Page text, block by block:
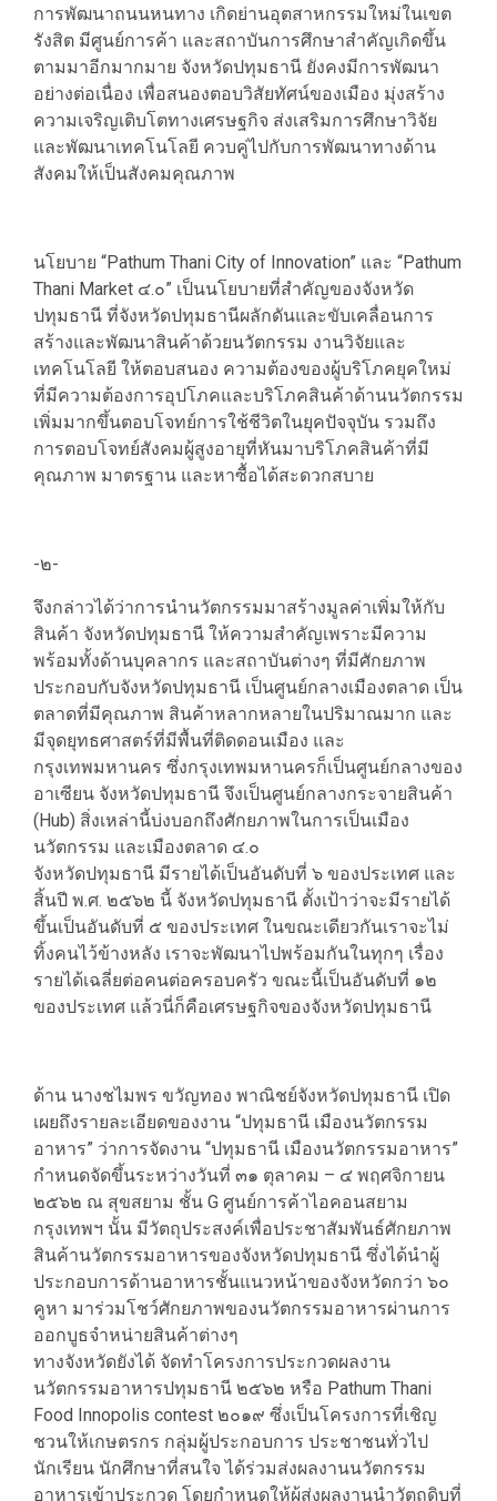
การพัฒนาถนนหนทาง เกิดย่านอุตสาหกรรมใหม่ในเขต
รังสิต มีศูนย์การค้า และสถาบันการศึกษาสำคัญเกิดขึ้น
ตามมาอีกมากมาย จังหวัดปทุมธานี ยังคงมีการพัฒนา
อย่างต่อเนื่อง เพื่อสนองตอบวิสัยทัศน์ของเมือง มุ่งสร้าง
ความเจริญเติบโตทางเศรษฐกิจ ส่งเสริมการศึกษาวิจัย
และพัฒนาเทคโนโลยี ควบคู่ไปกับการพัฒนาทางด้าน
สังคมให้เป็นสังคมคุณภาพ
นโยบาย “Pathum Thani City of Innovation” และ “Pathum
Thani Market ๔.๐” เป็นนโยบายที่สำคัญของจังหวัด
ปทุมธานี ที่จังหวัดปทุมธานีผลักดันและขับเคลื่อนการ
สร้างและพัฒนาสินค้าด้วยนวัตกรรม งานวิจัยและ
เทคโนโลยี ให้ตอบสนอง ความต้องของผู้บริโภคยุคใหม่
ที่มีความต้องการอุปโภคและบริโภคสินค้าด้านนวัตกรรม
เพิ่มมากขึ้นตอบโจทย์การใช้ชีวิตในยุคปัจจุบัน รวมถึง
การตอบโจทย์สังคมผู้สูงอายุที่หันมาบริโภคสินค้าที่มี
คุณภาพ มาตรฐาน และหาซื้อได้สะดวกสบาย
-๒-
จึงกล่าวได้ว่าการนำนวัตกรรมมาสร้างมูลค่าเพิ่มให้กับ
สินค้า จังหวัดปทุมธานี ให้ความสำคัญเพราะมีความ
พร้อมทั้งด้านบุคลากร และสถาบันต่างๆ ที่มีศักยภาพ
ประกอบกับจังหวัดปทุมธานี เป็นศูนย์กลางเมืองตลาด เป็น
ตลาดที่มีคุณภาพ สินค้าหลากหลายในปริมาณมาก และ
มีจุดยุทธศาสตร์ที่มีพื้นที่ติดดอนเมือง และ
กรุงเทพมหานคร ซึ่งกรุงเทพมหานครก็เป็นศูนย์กลางของ
อาเซียน จังหวัดปทุมธานี จึงเป็นศูนย์กลางกระจายสินค้า
(Hub) สิ่งเหล่านี้บ่งบอกถึงศักยภาพในการเป็นเมือง
นวัตกรรม และเมืองตลาด ๔.๐
จังหวัดปทุมธานี มีรายได้เป็นอันดับที่ ๖ ของประเทศ และ
สิ้นปี พ.ศ. ๒๕๖๒ นี้ จังหวัดปทุมธานี ตั้งเป้าว่าจะมีรายได้
ขึ้นเป็นอันดับที่ ๕ ของประเทศ ในขณะเดียวกันเราจะไม่
ทิ้งคนไว้ข้างหลัง เราจะพัฒนาไปพร้อมกันในทุกๆ เรื่อง
รายได้เฉลี่ยต่อคนต่อครอบครัว ขณะนี้เป็นอันดับที่ ๑๒
ของประเทศ แล้วนี่ก็คือเศรษฐกิจของจังหวัดปทุมธานี
ด้าน นางชไมพร ขวัญทอง พาณิชย์จังหวัดปทุมธานี เปิด
เผยถึงรายละเอียดของงาน “ปทุมธานี เมืองนวัตกรรม
อาหาร” ว่าการจัดงาน “ปทุมธานี เมืองนวัตกรรมอาหาร”
กำหนดจัดขึ้นระหว่างวันที่ ๓๑ ตุลาคม – ๔ พฤศจิกายน
๒๕๖๒ ณ สุขสยาม ชั้น G ศูนย์การค้าไอคอนสยาม
กรุงเทพฯ นั้น มีวัตถุประสงค์เพื่อประชาสัมพันธ์ศักยภาพ
สินค้านวัตกรรมอาหารของจังหวัดปทุมธานี ซึ่งได้นำผู้
ประกอบการด้านอาหารชั้นแนวหน้าของจังหวัดกว่า ๖๐
คูหา มาร่วมโชว์ศักยภาพของนวัตกรรมอาหารผ่านการ
ออกบูธจำหน่ายสินค้าต่างๆ
ทางจังหวัดยังได้ จัดทำโครงการประกวดผลงาน
นวัตกรรมอาหารปทุมธานี ๒๕๖๒ หรือ Pathum Thani
Food Innopolis contest ๒๐๑๙ ซึ่งเป็นโครงการที่เชิญ
ชวนให้เกษตรกร กลุ่มผู้ประกอบการ ประชาชนทั่วไป
นักเรียน นักศึกษาที่สนใจ ได้ร่วมส่งผลงานนวัตกรรม
อาหารเข้าประกวด โดยกำหนดให้ผู้ส่งผลงานนำวัตถุดิบที่